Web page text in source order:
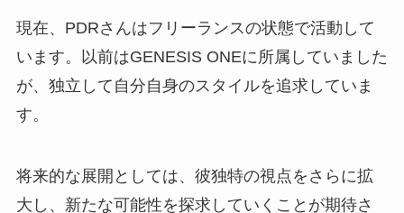
現在、PDRさんはフリーランスの状態で活動して
います。以前はGENESIS ONEに所属していました
が、独立して自分自身のスタイルを追求していま
す。
将来的な展開としては、彼独特の視点をさらに拡
大し、新たな可能性を探求していくことが期待さ